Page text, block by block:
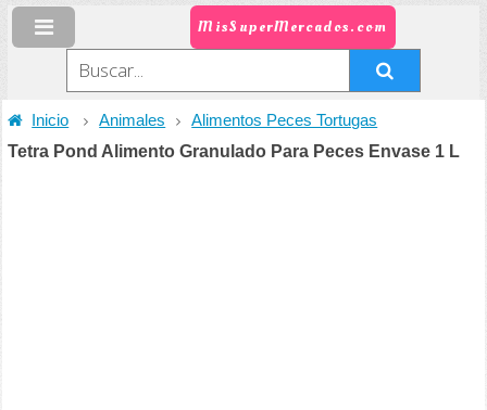
MisSuperMercados.com
Inicio Animales Alimentos Peces Tortugas
Tetra Pond Alimento Granulado Para Peces Envase 1 L